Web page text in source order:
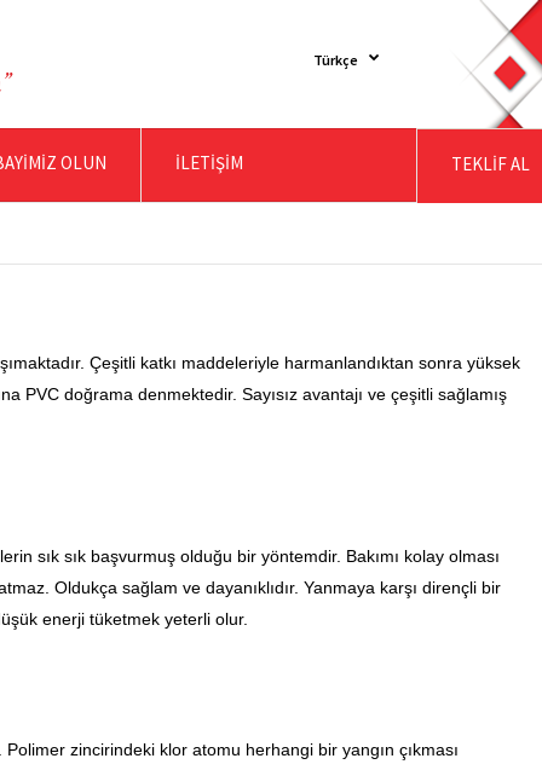
Türkçe
OLUN İLETİŞİM TEKLİF AL
Çeşitli katkı maddeleriyle harmanlandıktan sonra yüksek
PVC doğrama denmektedir. Sayısız avantajı ve çeşitli sağlamış
sık sık başvurmuş olduğu bir yöntemdir. Bakımı kolay olması
Oldukça sağlam ve dayanıklıdır. Yanmaya karşı dirençli bir
enerji tüketmek yeterli olur.
zincirindeki klor atomu herhangi bir yangın çıkması